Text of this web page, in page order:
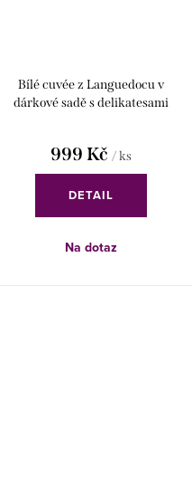
Bílé cuvée z Languedocu v
dárkové sadě s delikatesami
999 Kč / ks
DETAIL
Na dotaz